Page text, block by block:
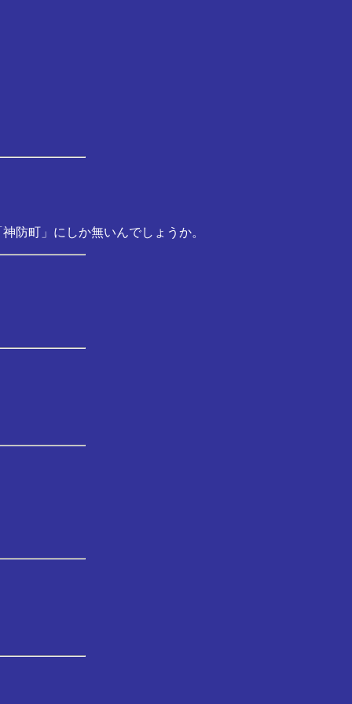
防町」にしか無いんでしょうか。